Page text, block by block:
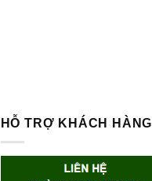
HỖ TRỢ KHÁCH HÀNG